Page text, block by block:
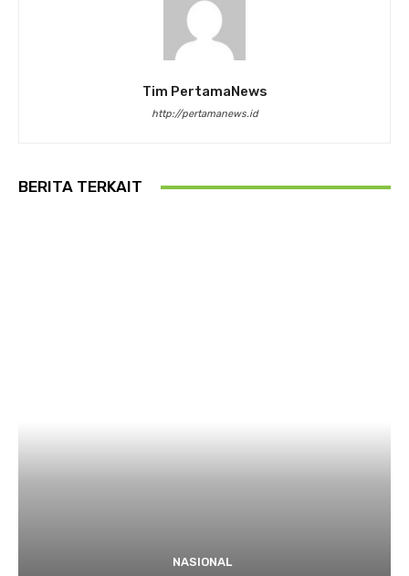
Tim PertamaNews
http://pertamanews.id
BERITA TERKAIT
NASIONAL